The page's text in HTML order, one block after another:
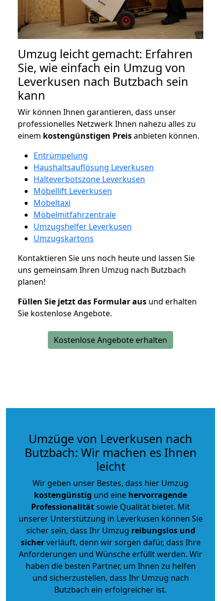
Umzug leicht gemacht: Erfahren
Sie, wie einfach ein Umzug von
Leverkusen nach Butzbach sein
kann
Wir können Ihnen garantieren, dass unser
professionelles Netzwerk Ihnen nahezu alles zu
einem kostengünstigen Preisanbieten können.
Entrümpelung
Haushaltsauflösung Leverkusen
Halteverbotszone Leverkusen
Möbellift Leverkusen
Möbeltaxi
Möbelmitfahrzentrale
Umzugshelfer Leverkusen
Umzugskartons
Kontaktieren Sie uns noch heute und lassen Sie
uns gemeinsam Ihren Umzug nach Butzbach
planen!
Füllen Sie jetzt das Formular aus und erhalten
Sie kostenlose Angebote.
Kostenlose Angebote erhalten
Umzüge von Leverkusen nach
Butzbach: Wir machen es Ihnen
leicht
Wir geben unser Bestes, dass hier Umzug
kostengünstig und eine hervorragende
Professionalitätsowie Qualität bietet. Mit
unserer Unterstützung in Leverkusen können Sie
sicher sein, dass Ihr Umzug reibungslos und
sicherverläuft, denn wir sorgen dafür, dass Ihre
Anforderungen und Wünsche erfüllt werden. Wir
haben die besten Partner, um Ihnen zu helfen
und sicherzustellen, dass Ihr Umzug nach
Butzbach ein erfolgreicher ist.